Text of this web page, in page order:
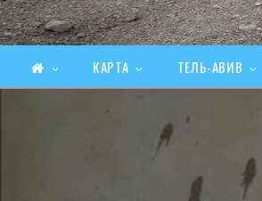
КАРТА ТЕЛЬ-АВИВ